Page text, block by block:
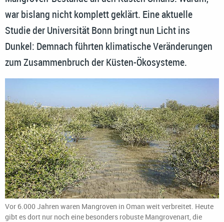
war bislang nicht komplett geklärt. Eine aktuelle
Studie der Universität Bonn bringt nun Licht ins
Dunkel: Demnach führten klimatische Veränderungen
zum Zusammenbruch der Küsten-Ökosysteme.
Vor 6.000 Jahren waren Mangroven in Oman weit verbreitet. Heute
gibt es dort nur noch eine besonders robuste Mangrovenart, die